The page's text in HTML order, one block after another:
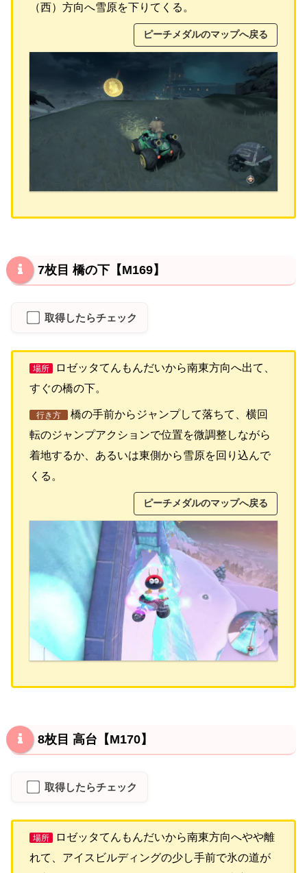
（西）方向へ雪原を下りてくる。
ピーチメダルのマップへ戻る
7枚目 橋の下【M169】
取得したらチェック
場所
ロゼッタてんもんだいから南東方向へ出て、
すぐの橋の下。
行き方
橋の手前からジャンプして落ちて、横回
転のジャンプアクションで位置を微調整しながら
着地するか、あるいは東側から雪原を回り込んで
くる。
ピーチメダルのマップへ戻る
8枚目 高台【M170】
取得したらチェック
場所
ロゼッタてんもんだいから南東方向へやや離
れて、アイスビルディングの少し手前で氷の道が